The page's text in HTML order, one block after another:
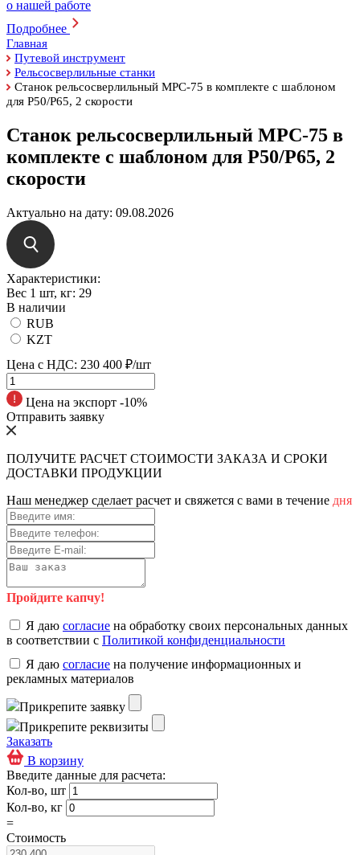
о нашей работе
Подробнее
Главная
Путевой инструмент
Рельсосверлильные станки
Станок рельсосверлильный МРС-75 в комплекте с шаблоном
для Р50/Р65, 2 скорости
Станок рельсосверлильный МРС-75 в
комплекте с шаблоном для Р50/Р65, 2
скорости
Актуально на дату: 09.08.2026
Характеристики:
Вес 1 шт, кг: 29
В наличии
RUB
KZT
Цена с НДС: 230 400 ₽/шт
Цена на экспорт -10%
Отправить заявку
ПОЛУЧИТЕ РАСЧЕТ СТОИМОСТИ ЗАКАЗА И СРОКИ
ДОСТАВКИ ПРОДУКЦИИ
Наш менеджер сделает расчет и свяжется с вами в течение дня
Пройдите капчу!
Я даю согласие на обработку своих персональных данных
в соответствии с Политикой конфиденциальности
Я даю согласие на получение информационных и
рекламных материалов
Прикрепите заявку
Прикрепите реквизиты
Заказать
В корзину
Введите данные для расчета:
Кол-во, шт
Кол-во, кг
=
Стоимость